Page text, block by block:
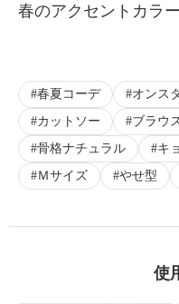
春のアクセントカラ
春夏コーデ オンス
カットソー
ブラウ
骨格ナチュラル
キ
Ｍサイズ
やせ型
使